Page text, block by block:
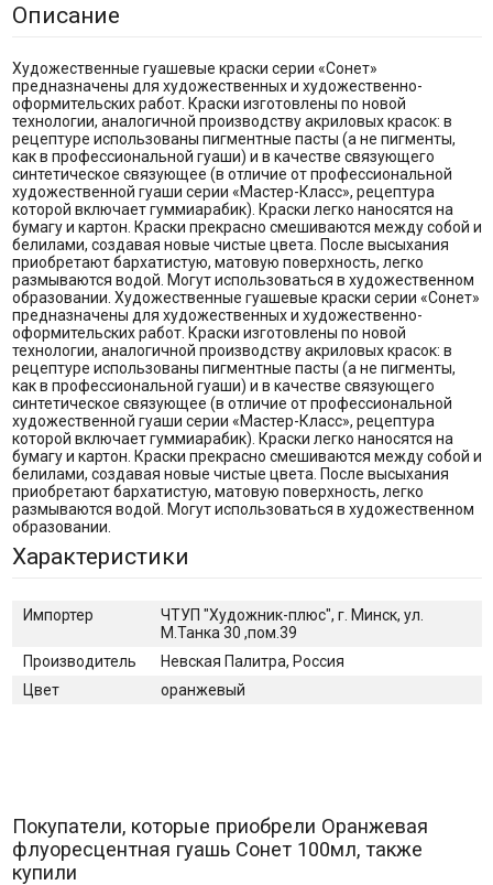
Описание
Художественные гуашевые краски серии «Сонет»
предназначены для художественных и художественно-
оформительских работ. Краски изготовлены по новой
технологии, аналогичной производству акриловых красок: в
рецептуре использованы пигментные пасты (а не пигменты,
как в профессиональной гуаши) и в качестве связующего
синтетическое связующее (в отличие от профессиональной
художественной гуаши серии «Мастер-Класс», рецептура
которой включает гуммиарабик). Краски легко наносятся на
бумагу и картон. Краски прекрасно смешиваются между собой и
белилами, создавая новые чистые цвета. После высыхания
приобретают бархатистую, матовую поверхность, легко
размываются водой. Могут использоваться в художественном
образовании. Художественные гуашевые краски серии «Сонет»
предназначены для художественных и художественно-
оформительских работ. Краски изготовлены по новой
технологии, аналогичной производству акриловых красок: в
рецептуре использованы пигментные пасты (а не пигменты,
как в профессиональной гуаши) и в качестве связующего
синтетическое связующее (в отличие от профессиональной
художественной гуаши серии «Мастер-Класс», рецептура
которой включает гуммиарабик). Краски легко наносятся на
бумагу и картон. Краски прекрасно смешиваются между собой и
белилами, создавая новые чистые цвета. После высыхания
приобретают бархатистую, матовую поверхность, легко
размываются водой. Могут использоваться в художественном
образовании.
Характеристики
Импортер
ЧТУП "Художник-плюс", г. Минск, ул.
М.Танка 30 ,пом.39
Производитель
Невская Палитра, Россия
Цвет
оранжевый
Покупатели, которые приобрели Оранжевая
флуоресцентная гуашь Сонет 100мл, также
купили